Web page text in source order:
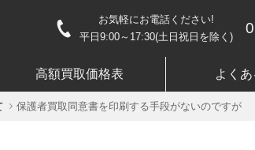
お気軽にお電話ください!
平日9:00～17:30(土日祝日を除く)
高額買取価格表 よく
保護者買取同意書を印刷する手段がないのですが